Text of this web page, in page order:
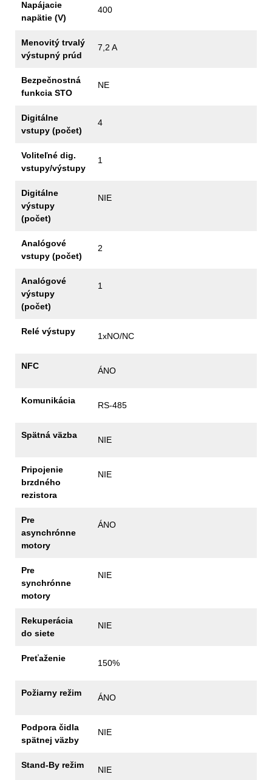
Napájacie
napätie (V)
400
Menovitý trvalý
výstupný prúd
7,2 A
Bezpečnostná
funkcia STO
NE
Digitálne
vstupy (počet)
4
Voliteľné dig.
vstupy/výstupy
1
Digitálne
výstupy
(počet)
NIE
Analógové
vstupy (počet)
2
Analógové
výstupy
(počet)
1
Relé výstupy 1xNO/NC
NFC ÁNO
Komunikácia RS-485
Spätná väzba NIE
Pripojenie
brzdného
rezistora
NIE
Pre
asynchrónne
motory
ÁNO
Pre
synchrónne
motory
NIE
Rekuperácia
do siete
NIE
Preťaženie 150%
Požiarny režim ÁNO
Podpora čidla
spätnej väzby
NIE
Stand-By režim NIE